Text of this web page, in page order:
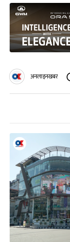
अनलाइनखबर